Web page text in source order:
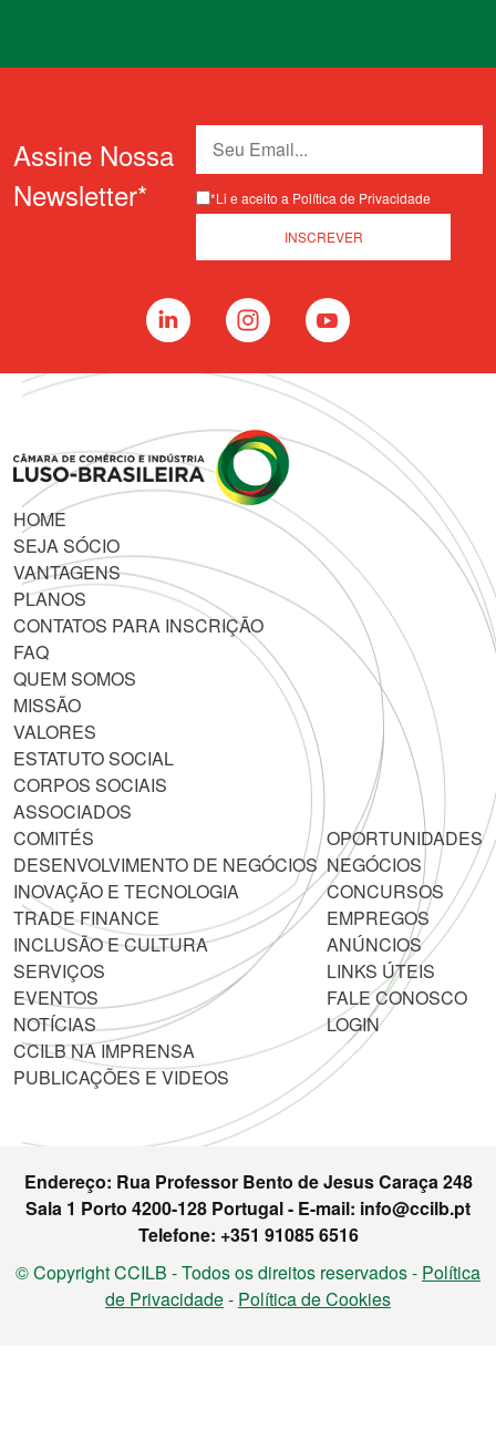
Assine Nossa
Newsletter*
*Li e aceito a Política de Privacidade
HOME
SEJA SÓCIO
VANTAGENS
PLANOS
CONTATOS PARA INSCRIÇÃO
FAQ
QUEM SOMOS
MISSÃO
VALORES
ESTATUTO SOCIAL
CORPOS SOCIAIS
ASSOCIADOS
COMITÉS
DESENVOLVIMENTO DE NEGÓCIOS
INOVAÇÃO E TECNOLOGIA
TRADE FINANCE
INCLUSÃO E CULTURA
SERVIÇOS
EVENTOS
NOTÍCIAS
CCILB NA IMPRENSA
PUBLICAÇÕES E VIDEOS
OPORTUNIDADES
NEGÓCIOS
CONCURSOS
EMPREGOS
ANÚNCIOS
LINKS ÚTEIS
FALE CONOSCO
LOGIN
Endereço: Rua Professor Bento de Jesus Caraça 248
Sala 1 Porto 4200-128 Portugal - E-mail: info@ccilb.pt
Telefone: +351 91085 6516
© Copyright CCILB - Todos os direitos reservados - Política
de Privacidade- Política de Cookies